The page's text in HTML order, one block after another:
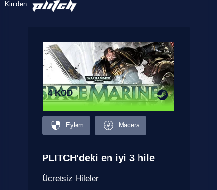
Kimden
4 KOD
Eylem Macera
PLITCH'deki en iyi 3 hile
Ücretsiz Hileler